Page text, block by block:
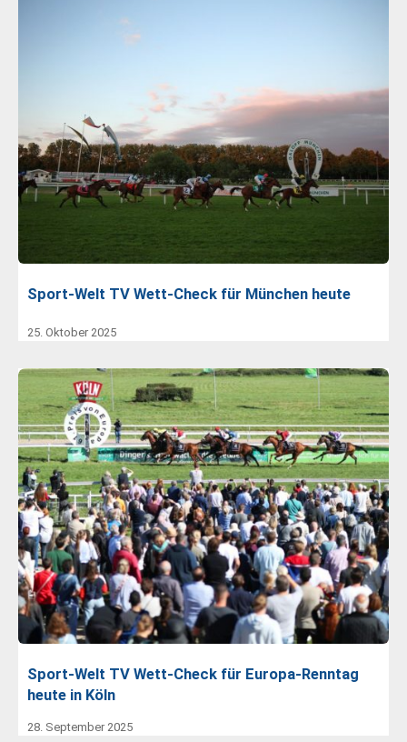
Sport-Welt TV Wett-Check für München heute
25. Oktober 2025
Sport-Welt TV Wett-Check für Europa-Renntag
heute in Köln
28. September 2025